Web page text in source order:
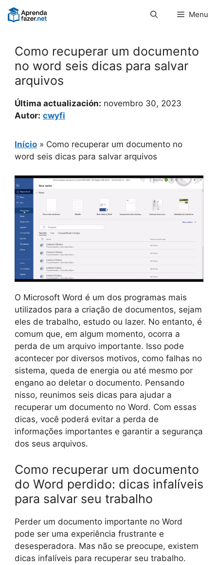
Pular
para
Menu
Como recuperar um documento
no word seis dicas para salvar
arquivos
Última actualización: novembro 30, 2023
Autor: cwyfi
Início » Como recuperar um documento no
word seis dicas para salvar arquivos
O Microsoft Word é um dos programas mais
utilizados para a criação de documentos, sejam
eles de trabalho, estudo ou lazer. No entanto, é
comum que, em algum momento, ocorra a
perda de um arquivo importante. Isso pode
acontecer por diversos motivos, como falhas no
sistema, queda de energia ou até mesmo por
engano ao deletar o documento. Pensando
nisso, reunimos seis dicas para ajudar a
recuperar um documento no Word. Com essas
dicas, você poderá evitar a perda de
informações importantes e garantir a segurança
dos seus arquivos.
Como recuperar um documento
do Word perdido: dicas infalíveis
para salvar seu trabalho
Perder um documento importante no Word
pode ser uma experiência frustrante e
desesperadora. Mas não se preocupe, existem
dicas infalíveis para recuperar seu trabalho.